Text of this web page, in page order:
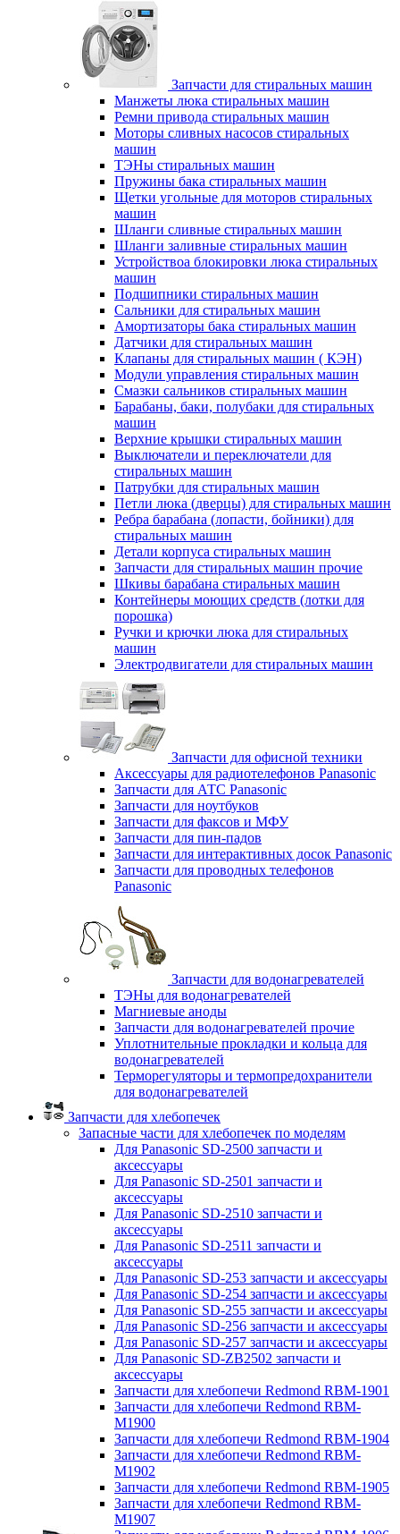
Запчасти для стиральных машин
Манжеты люка стиральных машин
Ремни привода стиральных машин
Моторы сливных насосов стиральных
машин
ТЭНы стиральных машин
Пружины бака стиральных машин
Щетки угольные для моторов стиральных
машин
Шланги сливные стиральных машин
Шланги заливные стиральных машин
Устройствоа блокировки люка стиральных
машин
Подшипники стиральных машин
Сальники для стиральных машин
Амортизаторы бака стиральных машин
Датчики для стиральных машин
Клапаны для стиральных машин ( КЭН)
Модули управления стиральных машин
Смазки сальников стиральных машин
Барабаны, баки, полубаки для стиральных
машин
Верхние крышки стиральных машин
Выключатели и переключатели для
стиральных машин
Патрубки для стиральных машин
Петли люка (дверцы) для стиральных машин
Ребра барабана (лопасти, бойники) для
стиральных машин
Детали корпуса стиральных машин
Запчасти для стиральных машин прочие
Шкивы барабана стиральных машин
Контейнеры моющих средств (лотки для
порошка)
Ручки и крючки люка для стиральных
машин
Электродвигатели для стиральных машин
Запчасти для офисной техники
Аксессуары для радиотелефонов Panasonic
Запчасти для АТС Panasonic
Запчасти для ноутбуков
Запчасти для факсов и МФУ
Запчасти для пин-падов
Запчасти для интерактивных досок Panasonic
Запчасти для проводных телефонов
Panasonic
Запчасти для водонагревателей
ТЭНы для водонагревателей
Магниевые аноды
Запчасти для водонагревателей прочие
Уплотнительные прокладки и кольца для
водонагревателей
Терморегуляторы и термопредохранители
для водонагревателей
Запчасти для хлебопечек
Запасные части для хлебопечек по моделям
Для Panasonic SD-2500 запчасти и
аксессуары
Для Panasonic SD-2501 запчасти и
аксессуары
Для Panasonic SD-2510 запчасти и
аксессуары
Для Panasonic SD-2511 запчасти и
аксессуары
Для Panasonic SD-253 запчасти и аксессуары
Для Panasonic SD-254 запчасти и аксессуары
Для Panasonic SD-255 запчасти и аксессуары
Для Panasonic SD-256 запчасти и аксессуары
Для Panasonic SD-257 запчасти и аксессуары
Для Panasonic SD-ZB2502 запчасти и
аксессуары
Запчасти для хлебопечи Redmond RBM-1901
Запчасти для хлебопечи Redmond RBM-
M1900
Запчасти для хлебопечи Redmond RBM-1904
Запчасти для хлебопечи Redmond RBM-
M1902
Запчасти для хлебопечи Redmond RBM-1905
Запчасти для хлебопечи Redmond RBM-
M1907